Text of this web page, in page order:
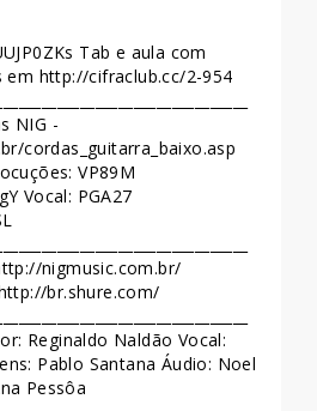
e aula com
em http://cifraclub.cc/2-954
NIG -
cordas_guitarra_baixo.asp
VP89M
Vocal: PGA27
nigmusic.com.br/
br.shure.com/
Reginaldo Naldão Vocal:
Pablo Santana Áudio: Noel
Pessôa